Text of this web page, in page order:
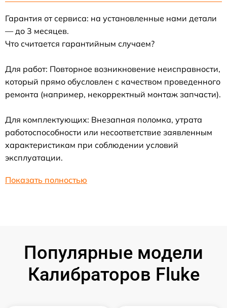
Гарантия от сервиса: на установленные нами детали
— до 3 месяцев.
Что считается гарантийным случаем?
Для работ: Повторное возникновение неисправности,
который прямо обусловлен с качеством проведенного
ремонта (например, некорректный монтаж запчасти).
Для комплектующих: Внезапная поломка, утрата
работоспособности или несоответствие заявленным
характеристикам при соблюдении условий
эксплуатации.
Показать полностью
Популярные модели
Калибраторов Fluke